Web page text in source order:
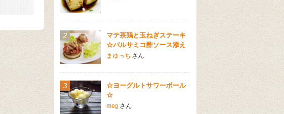
2
マテ茶鶏と玉ねぎステーキ
☆バルサミコ酢ソース添え
まゆっち さん
3
☆ヨーグルトサワーボール
☆
meg さん